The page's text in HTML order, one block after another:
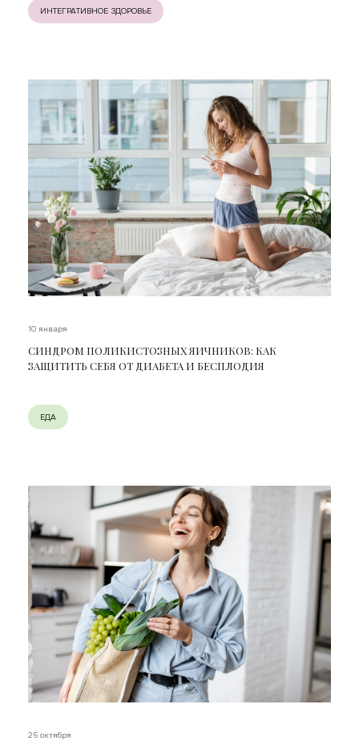
ИНТЕГРАТИВНОЕ ЗДОРОВЬЕ
10 января
СИНДРОМ ПОЛИКИСТОЗНЫХ ЯИЧНИКОВ: КАК
ЗАЩИТИТЬ СЕБЯ ОТ ДИАБЕТА И БЕСПЛОДИЯ
ЕДА
25 октября